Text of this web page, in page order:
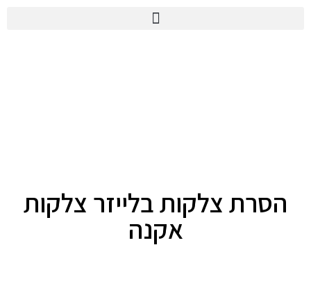
הסרת צלקות בלייזר צלקות
אקנה